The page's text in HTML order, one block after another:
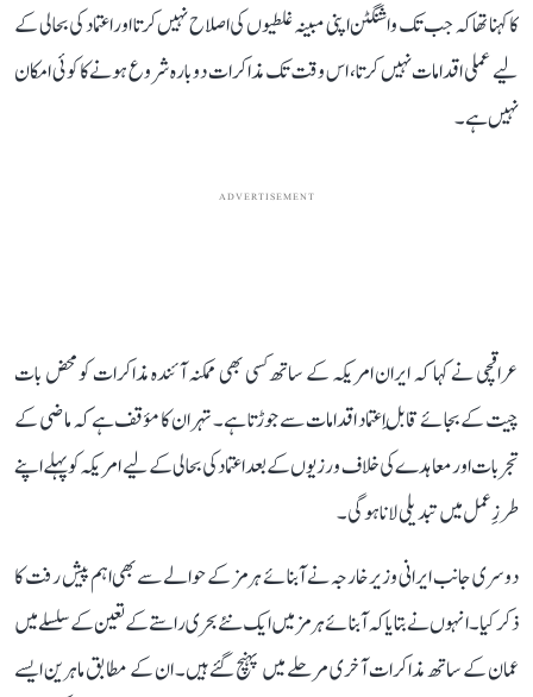
کا کہنا تھا کہ جب تک واشنگٹن اپنی مبینہ غلطیوں کی اصلاح نہیں کرتا اور اعتماد کی بحالی کے
لیے عملی اقدامات نہیں کرتا، اس وقت تک مذاکرات دوبارہ شروع ہونے کا کوئی امکان
نہیں ہے۔
ADVERTISEMENT
عراقچی نے کہا کہ ایران امریکہ کے ساتھ کسی بھی ممکنہ آئندہ مذاکرات کو محض بات
چیت کے بجائے قابلِ اعتماد اقدامات سے جوڑتا ہے۔ تہران کا مؤقف ہے کہ ماضی کے
تجربات اور معاہدے کی خلاف ورزیوں کے بعد اعتماد کی بحالی کے لیے امریکہ کو پہلے اپنے
طرزِ عمل میں تبدیلی لانا ہوگی۔
دوسری جانب ایرانی وزیر خارجہ نے آبنائے ہرمز کے حوالے سے بھی اہم پیش رفت کا
ذکر کیا۔ انہوں نے بتایا کہ آبنائے ہرمز میں ایک نئے بحری راستے کے تعین کے سلسلے میں
عمان کے ساتھ مذاکرات آخری مرحلے میں پہنچ گئے ہیں۔ ان کے مطابق ماہرین ایسے